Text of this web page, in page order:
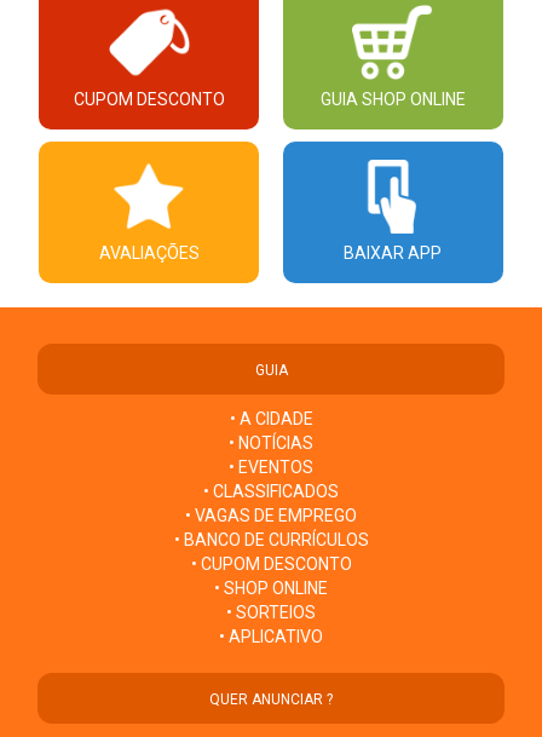
CUPOM DESCONTO GUIA SHOP ONLINE
AVALIAÇÕES BAIXAR APP
GUIA
• A CIDADE
• NOTÍCIAS
• EVENTOS
• CLASSIFICADOS
• VAGAS DE EMPREGO
• BANCO DE CURRÍCULOS
• CUPOM DESCONTO
• SHOP ONLINE
• SORTEIOS
• APLICATIVO
QUER ANUNCIAR ?